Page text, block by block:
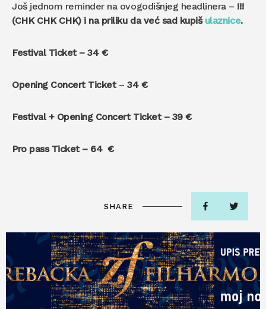
Još jednom reminder na ovogodišnjeg headlinera – !!!
(CHK CHK CHK) i na priliku da već sad kupiš ulaznice.
Festival Ticket – 34€
Opening Concert Ticket –34 €
Festival + Opening Concert Ticket – 39 €
Pro pass Ticket – 64 €
SHARE